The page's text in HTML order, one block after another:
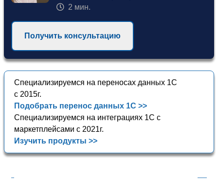
2 мин.
Получить консультацию
Специализируемся на переносах данных 1С
с 2015г.
Подобрать перенос данных 1С >>
Специализируемся на интеграциях 1С с
маркетплейсами с 2021г.
Изучить продукты >>